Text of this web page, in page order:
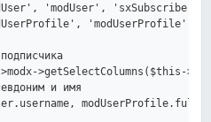
'modUser',
'modUserProfile',
>getSelectColumns($this-
и имя